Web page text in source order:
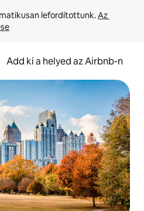
lefordítottunk. Az
Add ki a helyed az Airbnb-n